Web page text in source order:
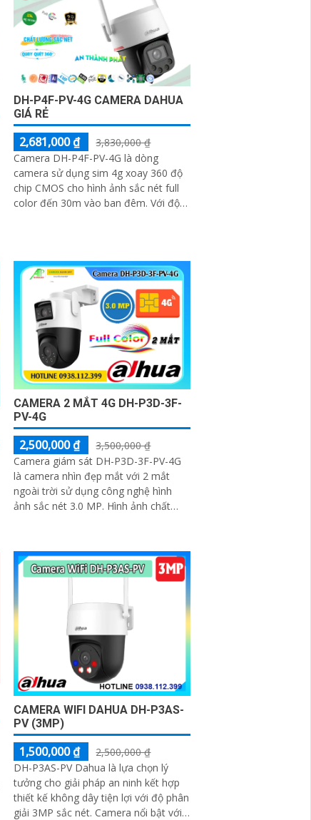
DH-P4F-PV-4G CAMERA DAHUA
GIÁ RẺ
2,681,000 ₫
3,830,000 ₫
Camera DH-P4F-PV-4G là dòng
camera sử dụng sim 4g xoay 360 độ
chip CMOS cho hình ảnh sắc nét full
color đến 30m vào ban đêm. Với độ
CAMERA 2 MẮT 4G DH-P3D-3F-
PV-4G
2,500,000 ₫
3,500,000 ₫
Camera giám sát DH-P3D-3F-PV-4G
là camera nhìn đẹp mắt với 2 mắt
ngoài trời sử dụng công nghệ hình
ảnh sắc nét 3.0 MP. Hình ảnh chất
CAMERA WIFI DAHUA DH-P3AS-
PV (3MP)
1,500,000 ₫
2,500,000 ₫
DH-P3AS-PV Dahua là lựa chọn lý
tưởng cho giải pháp an ninh kết hợp
thiết kế không dây tiện lợi với độ phân
giải 3MP sắc nét. Camera nổi bật với